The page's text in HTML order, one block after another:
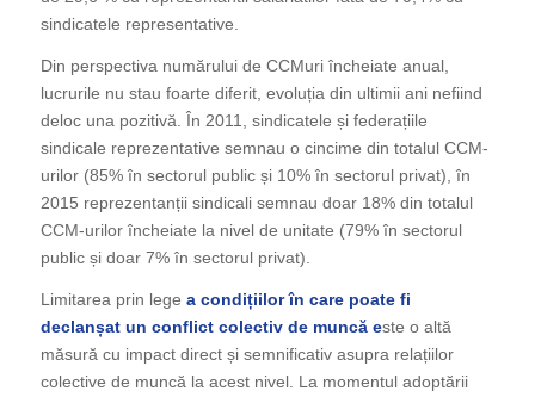
sindicatele representative.
Din perspectiva numărului de CCMuri încheiate anual,
lucrurile nu stau foarte diferit, evoluția din ultimii ani nefiind
deloc una pozitivă. În 2011, sindicatele și federațiile
sindicale reprezentative semnau o cincime din totalul CCM-
urilor (85% în sectorul public și 10% în sectorul privat), în
2015 reprezentanții sindicali semnau doar 18% din totalul
CCM-urilor încheiate la nivel de unitate (79% în sectorul
public și doar 7% în sectorul privat).
Limitarea prin lege a condițiilor în care poate fi
declanșat un conflict colectiv de muncă este o altă
măsură cu impact direct și semnificativ asupra relațiilor
colective de muncă la acest nivel. La momentul adoptării